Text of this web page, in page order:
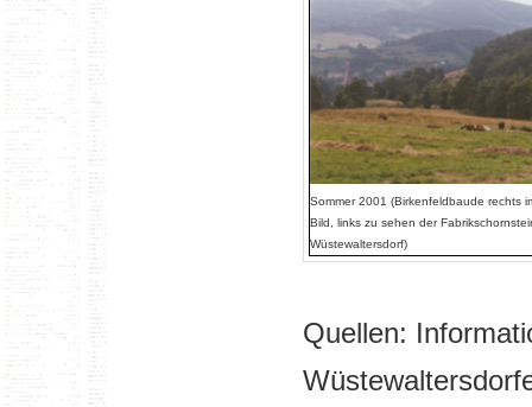
Sommer 2001 (Birkenfeldbaude rechts
Bild, links zu sehen der
Wüstewaltersdorf)
Quellen: